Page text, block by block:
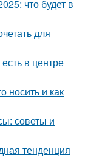
что будет в
для
в центре
носить и как
советы и
тенденция